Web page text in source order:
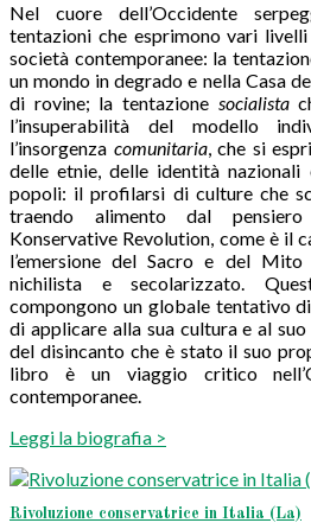
Nel cuore dell’Occidente
tentazioni che esprimono vari
società contemporanee: la
un mondo in degrado e nella Casa
di rovine; la tentazione socialista
l’insuperabilità del modello
l’insorgenza comunitaria, che si
delle etnie, delle identità
popoli: il profilarsi di culture che
traendo alimento dal pensiero
Konservative Revolution, come è il
l’emersione del Sacro e del Mito
nichilista e secolarizzato.
compongono un globale tentativo
di applicare alla sua cultura e al
del disincanto che è stato il suo
libro è un viaggio critico
contemporanee.
Leggi la biografia >
Rivoluzione conservatrice in Italia (La)